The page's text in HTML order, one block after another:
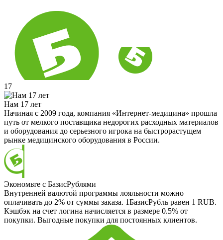
17
Нам 17 лет
Начиная с 2009 года, компания «Интернет-медицина» прошла
путь от мелкого поставщика недорогих расходных материалов
и оборудования до серьезного игрока на быстрорастущем
рынке медицинского оборудования в России.
Экономьте с БазисРублями
Внутренней валютой программы лояльности можно
оплачивать до 2% от суммы заказа. 1БазисРубль равен 1 RUB.
Кэшбэк на счет логина начисляется в размере 0.5% от
покупки. Выгодные покупки для постоянных клиентов.